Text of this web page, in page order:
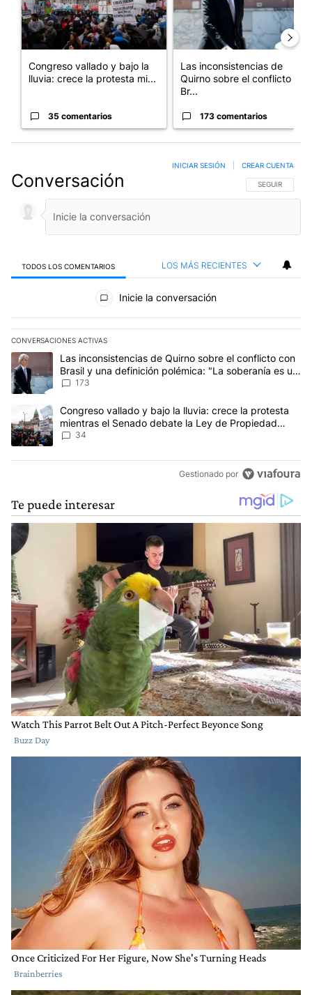
Congreso vallado y bajo la
lluvia: crece la protesta mi...
35 comentarios
Las inconsistencias de
Quirno sobre el conflicto con
Br...
173 comentarios
Conversación SIGA ESTA
SEGUIR
INICIAR SESIÓN CREAR CUENTA
TODOS LOS COMENTARIOS LOS MÁS RECIENTES
Todos los comentarios
Inicie la conversación
CONVERSACIONES ACTIVAS
Este listado muestra los artículos con más comentarios en los
Un artículo de tendencia con el título "Las inconsistencias de
Las inconsistencias de Quirno sobre el conflicto con
Brasil y una definición polémica: "La soberanía es un
concepto antiguo"
173
Un artículo de tendencia con el título "Congreso vallado y bajo
Congreso vallado y bajo la lluvia: crece la protesta
mientras el Senado debate la Ley de Propiedad
Privada
34
Gestionado por